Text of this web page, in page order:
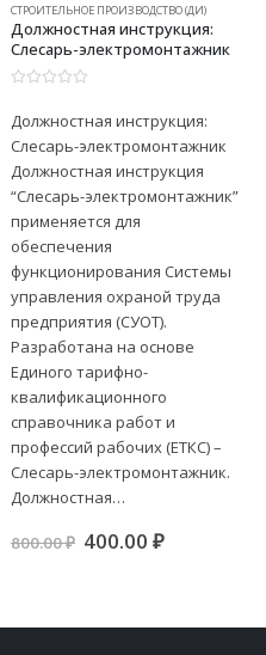
СТРОИТЕЛЬНОЕ ПРОИЗВОДСТВО (ДИ)
Должностная инструкция:
Слесарь-электромонтажник
Должностная инструкция:
Слесарь-электромонтажник
Должностная инструкция
“Слесарь-электромонтажник”
применяется для
обеспечения
функционирования Системы
управления охраной труда
предприятия (СУОТ).
Разработана на основе
Единого тарифно-
квалификационного
справочника работ и
профессий рабочих (ЕТКС) –
Слесарь-электромонтажник.
Должностная…
800.00₽ Первоначальная
400.00 ₽Текущая